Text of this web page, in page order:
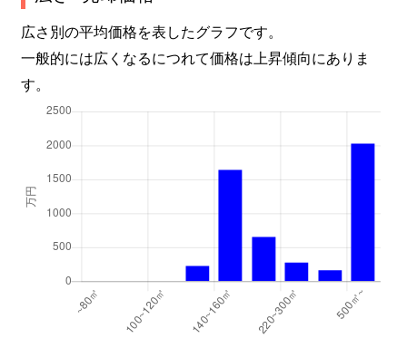
広さ別の平均価格を表したグラフです。
一般的には広くなるにつれて価格は上昇傾向にありま
す。